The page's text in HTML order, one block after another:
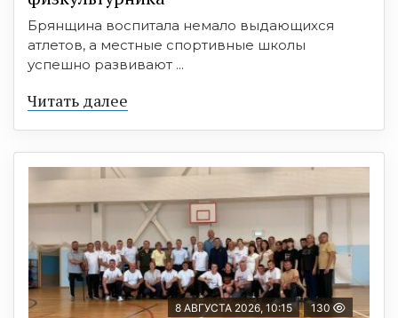
Брянщина воспитала немало выдающихся
атлетов, а местные спортивные школы
успешно развивают ...
Читать далее
8 АВГУСТА 2026, 10:15 130